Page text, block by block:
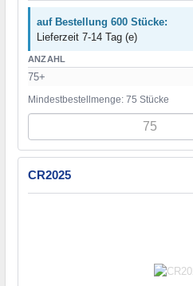
auf Bestellung 600 Stücke:
Lieferzeit 7-14 Tag (e)
ANZAHL
75+
Mindestbestellmenge: 75 Stücke
CR2025